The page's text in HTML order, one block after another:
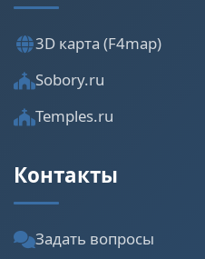
3D карта (F4map)
Sobory.ru
Temples.ru
Контакты
Задать вопросы